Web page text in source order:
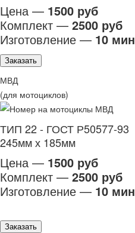
Цена — 1500 руб
Комплект — 2500 руб
Изготовление — 10 мин
Заказать
МВД
(для мотоциклов)
ТИП 22 - ГОСТ Р50577-93
245мм х 185мм
Цена — 1500 руб
Комплект — 2500 руб
Изготовление — 10 мин
Заказать